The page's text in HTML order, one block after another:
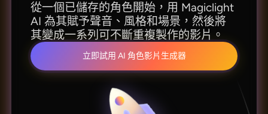
從一個已儲存的角色開始，用 Magiclight
AI 為其賦予聲音、風格和場景，然後將
其變成一系列可不斷重複製作的影片。
立即試用 AI 角色影片生成器